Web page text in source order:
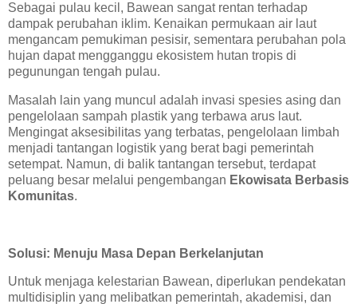
Sebagai pulau kecil, Bawean sangat rentan terhadap
dampak perubahan iklim. Kenaikan permukaan air laut
mengancam pemukiman pesisir, sementara perubahan pola
hujan dapat mengganggu ekosistem hutan tropis di
pegunungan tengah pulau.
Masalah lain yang muncul adalah invasi spesies asing dan
pengelolaan sampah plastik yang terbawa arus laut.
Mengingat aksesibilitas yang terbatas, pengelolaan limbah
menjadi tantangan logistik yang berat bagi pemerintah
setempat. Namun, di balik tantangan tersebut, terdapat
peluang besar melalui pengembangan Ekowisata Berbasis
Komunitas.
Solusi: Menuju Masa Depan Berkelanjutan
Untuk menjaga kelestarian Bawean, diperlukan pendekatan
multidisiplin yang melibatkan pemerintah, akademisi, dan